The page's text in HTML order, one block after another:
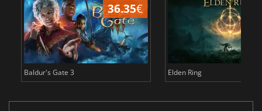
36.35€
Baldur's Gate 3 Elden Ring